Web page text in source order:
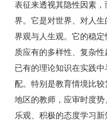
表征来透视其隐性因素
界。它是对世界、对人
界观与人生观。它的稳
质应有的多样性、复杂
已有的理论知识在实践
配。特别是教育情境比
地区的教师，应审时度
乐观、积极的态度学习